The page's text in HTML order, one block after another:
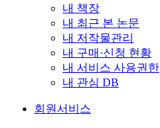
내 책장
내 최근 본 논문
내 저작물관리
내 구매·신청 현황
내 서비스 사용권한
내 관심 DB
회원서비스